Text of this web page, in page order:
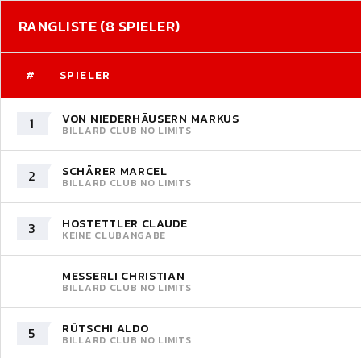
RANGLISTE (8 SPIELER)
# SPIELER
1 VON NIEDERHÄUSERN MARKUS
BILLARD CLUB NO LIMITS
2 SCHÄRER MARCEL
BILLARD CLUB NO LIMITS
3 HOSTETTLER CLAUDE
KEINE CLUBANGABE
MESSERLI CHRISTIAN
BILLARD CLUB NO LIMITS
5 RÜTSCHI ALDO
BILLARD CLUB NO LIMITS